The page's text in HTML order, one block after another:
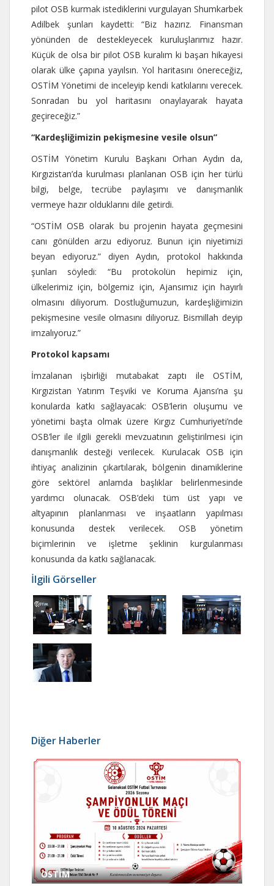
pilot OSB kurmak istediklerini vurgulayan Shumkarbek
Adilbek şunları kaydetti: “Biz hazırız. Finansman
yönünden de destekleyecek kuruluşlarımız hazır.
Küçük de olsa bir pilot OSB kuralım ki başarı hikayesi
olarak ülke çapına yayılsın. Yol haritasını önereceğiz,
OSTİM Yönetimi de inceleyip kendi katkılarını verecek.
Sonradan bu yol haritasını onaylayarak hayata
geçireceğiz.”
“Kardeşliğimizin pekişmesine vesile olsun”
OSTİM Yönetim Kurulu Başkanı Orhan Aydın da,
Kırgızistan’da kurulması planlanan OSB için her türlü
bilgi, belge, tecrübe paylaşımı ve danışmanlık
vermeye hazır olduklarını dile getirdi.
“OSTİM OSB olarak bu projenin hayata geçmesini
canı gönülden arzu ediyoruz. Bunun için niyetimizi
beyan ediyoruz.” diyen Aydın, protokol hakkında
şunları söyledi: “Bu protokolün hepimiz için,
ülkelerimiz için, bölgemiz için, Ajansımız için hayırlı
olmasını diliyorum. Dostluğumuzun, kardeşliğimizin
pekişmesine vesile olmasını diliyoruz. Bismillah deyip
imzalıyoruz.”
Protokol kapsamı
İmzalanan işbirliği mutabakat zaptı ile OSTİM,
Kırgızistan Yatırım Teşviki ve Koruma Ajansı’na şu
konularda katkı sağlayacak: OSB’lerin oluşumu ve
yönetimi başta olmak üzere Kırgız Cumhuriyeti’nde
OSB’ler ile ilgili gerekli mevzuatının geliştirilmesi için
danışmanlık desteği verilecek. Kurulacak OSB için
ihtiyaç analizinin çıkartılarak, bölgenin dinamiklerine
göre sektörel anlamda başlıklar belirlenmesinde
yardımcı olunacak. OSB’deki tüm üst yapı ve
altyapının planlanması ve inşaatların yapılması
konusunda destek verilecek. OSB yönetim
biçimlerinin ve işletme şeklinin kurgulanması
konusunda da katkı sağlanacak.
İlgili Görseller
Diğer Haberler
OSTİM